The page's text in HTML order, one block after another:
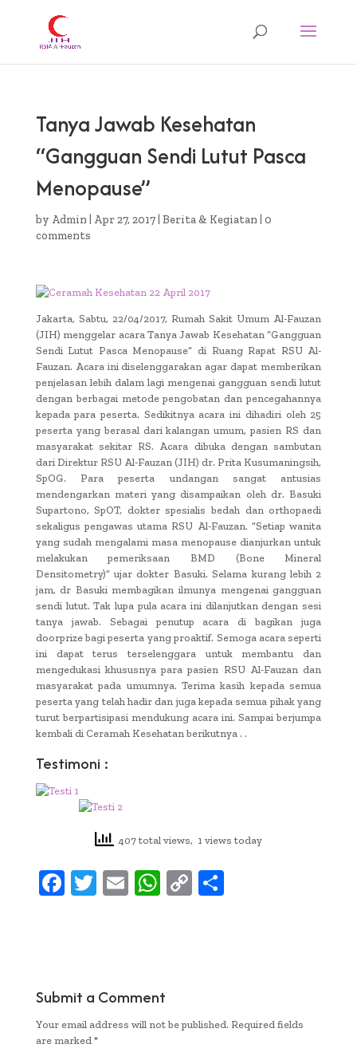
Tanya Jawab Kesehatan
“Gangguan Sendi Lutut Pasca
Menopause”
by Admin Apr 27, 2017| Berita & Kegiatan 0
comments
Jakarta, Sabtu, 22/04/2017, Rumah Sakit Umum Al-Fauzan
(JIH) menggelar acara Tanya Jawab Kesehatan “Gangguan
Sendi Lutut Pasca Menopause” di Ruang Rapat RSU Al-
Fauzan. Acara ini diselenggarakan agar dapat memberikan
penjelasan lebih dalam lagi mengenai gangguan sendi lutut
dengan berbagai metode pengobatan dan pencegahannya
kepada para peserta. Sedikitnya acara ini dihadiri oleh 25
peserta yang berasal dari kalangan umum, pasien RS dan
masyarakat sekitar RS. Acara dibuka dengan sambutan
dari Direktur RSU Al-Fauzan (JIH) dr. Prita Kusumaningsih,
SpOG. Para peserta undangan sangat antusias
mendengarkan materi yang disampaikan oleh dr. Basuki
Supartono, SpOT, dokter spesialis bedah dan orthopaedi
sekaligus pengawas utama RSU Al-Fauzan. ”Setiap wanita
yang sudah mengalami masa menopause dianjurkan untuk
melakukan pemeriksaan BMD (Bone Mineral
Densitometry)” ujar dokter Basuki. Selama kurang lebih 2
jam, dr Basuki membagikan ilmunya mengenai gangguan
sendi lutut. Tak lupa pula acara ini dilanjutkan dengan sesi
tanya jawab. Sebagai penutup acara di bagikan juga
doorprize bagi peserta yang proaktif. Semoga acara seperti
ini dapat terus terselenggara untuk membantu dan
mengedukasi khususnya para pasien RSU Al-Fauzan dan
masyarakat pada umumnya. Terima kasih kepada semua
peserta yang telah hadir dan juga kepada semua pihak yang
turut berpartisipasi mendukung acara ini. Sampai berjumpa
kembali di Ceramah Kesehatan berikutnya . .
Testimoni :
407 total views, 1 views today
F
oo
k
T
r
E W
A
p
p
C
k
S
Submit a Comment
Your email address will not be published. Required fields
are marked *